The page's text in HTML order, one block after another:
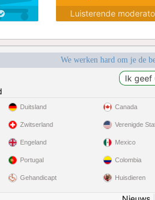
Luisterende
We werken hard om je de
Duitsland
Zwitserland
Engeland
Portugal
Gehandicapt
Canada
Verenigde
Mexico
Colombia
Huisdieren